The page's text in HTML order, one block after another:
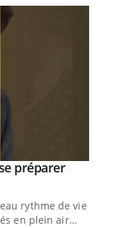
préparer
rythme de vie !
en plein air…